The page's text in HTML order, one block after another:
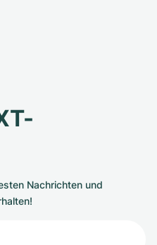
Nachrichten und